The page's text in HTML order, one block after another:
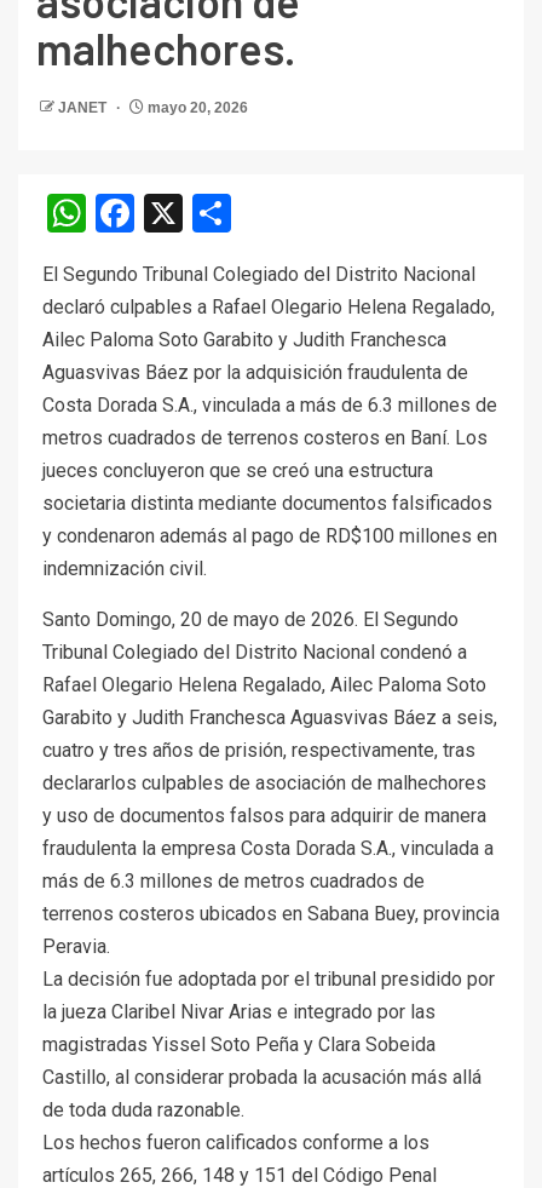
malhechores.
JANET mayo 20, 2026
WhatsApp
Facebook
X
El Segundo Tribunal Colegiado del Distrito Nacional
declaró culpables a Rafael Olegario Helena Regalado,
Ailec Paloma Soto Garabito y Judith Franchesca
Aguasvivas Báez por la adquisición fraudulenta de
Costa Dorada S.A., vinculada a más de 6.3 millones de
metros cuadrados de terrenos costeros en Baní. Los
jueces concluyeron que se creó una estructura
societaria distinta mediante documentos falsificados
y condenaron además al pago de RD$100 millones en
indemnización civil.
Santo Domingo, 20 de mayo de 2026. El Segundo
Tribunal Colegiado del Distrito Nacional condenó a
Rafael Olegario Helena Regalado, Ailec Paloma Soto
Garabito y Judith Franchesca Aguasvivas Báez a seis,
cuatro y tres años de prisión, respectivamente, tras
declararlos culpables de asociación de malhechores
y uso de documentos falsos para adquirir de manera
fraudulenta la empresa Costa Dorada S.A., vinculada a
más de 6.3 millones de metros cuadrados de
terrenos costeros ubicados en Sabana Buey, provincia
Peravia.
La decisión fue adoptada por el tribunal presidido por
la jueza Claribel Nivar Arias e integrado por las
magistradas Yissel Soto Peña y Clara Sobeida
Castillo, al considerar probada la acusación más allá
de toda duda razonable.
Los hechos fueron calificados conforme a los
artículos 265, 266, 148 y 151 del Código Penal